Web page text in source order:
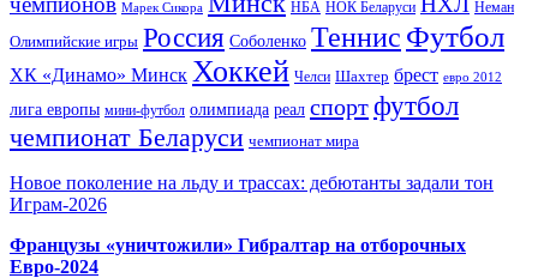
Марек Сикора НБА НОК Беларуси Неман
Олимпийские игры Россия Соболенко Теннис Футбол
ХК «Динамо» Минск Хоккей Челси Шахтер брест евро 2012
лига европы мини-футбол олимпиада реал спортфутбол
чемпионат Беларуси чемпионат мира
Новое поколение на льду и трассах: дебютанты задали тон
Играм-2026
Французы «уничтожили» Гибралтар на отборочных
Евро-2024